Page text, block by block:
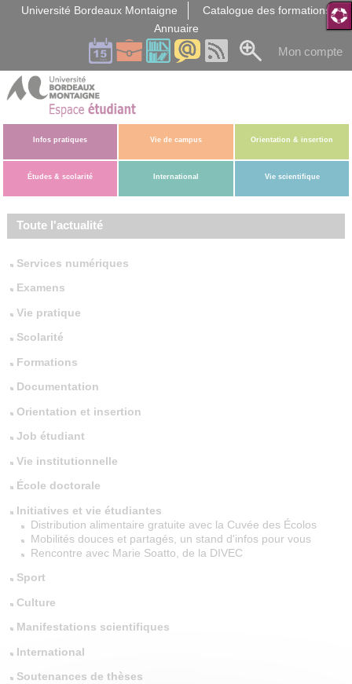
Université Bordeaux Montaigne
Catalogue des formations
Annuaire
Mon compte
Infos pratiques Vie de campus Orientation & insertion
Études & scolarité International Vie scientifique
Toute l'actualité
Services numériques
Examens
Vie pratique
Scolarité
Formations
Documentation
Orientation et insertion
Job étudiant
Vie institutionnelle
École doctorale
Initiatives et vie étudiantes
Distribution alimentaire gratuite avec la Cuvée des Écolos
Mobilités douces et partagés, un stand d'infos pour vous
Rencontre avec Marie Soatto, de la DIVEC
Sport
Culture
Manifestations scientifiques
International
Soutenances de thèses
Gestion des cookies